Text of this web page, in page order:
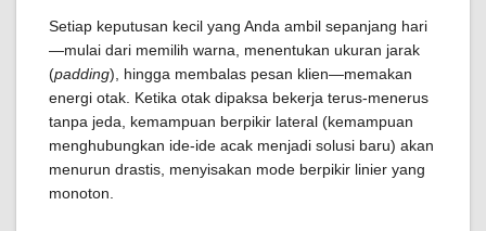
Setiap keputusan kecil yang Anda ambil sepanjang hari
—mulai dari memilih warna, menentukan ukuran jarak
(padding), hingga membalas pesan klien—memakan
energi otak. Ketika otak dipaksa bekerja terus-menerus
tanpa jeda, kemampuan berpikir lateral (kemampuan
menghubungkan ide-ide acak menjadi solusi baru) akan
menurun drastis, menyisakan mode berpikir linier yang
monoton.